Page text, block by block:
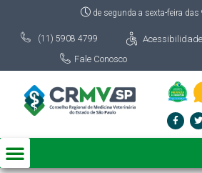
de segunda a sexta-feira
(11) 5908 4799 Acessibilidade
Fale Conosco